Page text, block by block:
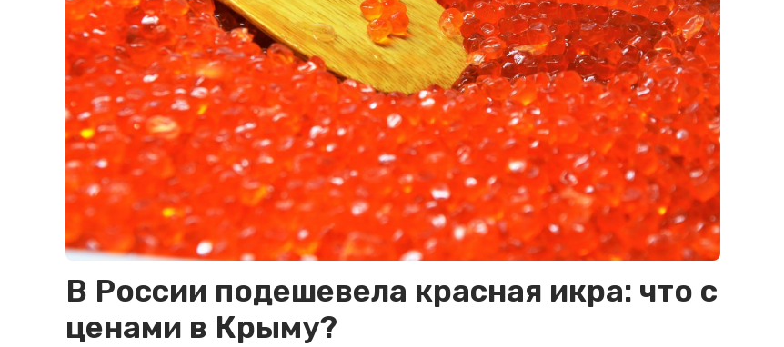
В России подешевела красная икра: что с
ценами в Крыму?